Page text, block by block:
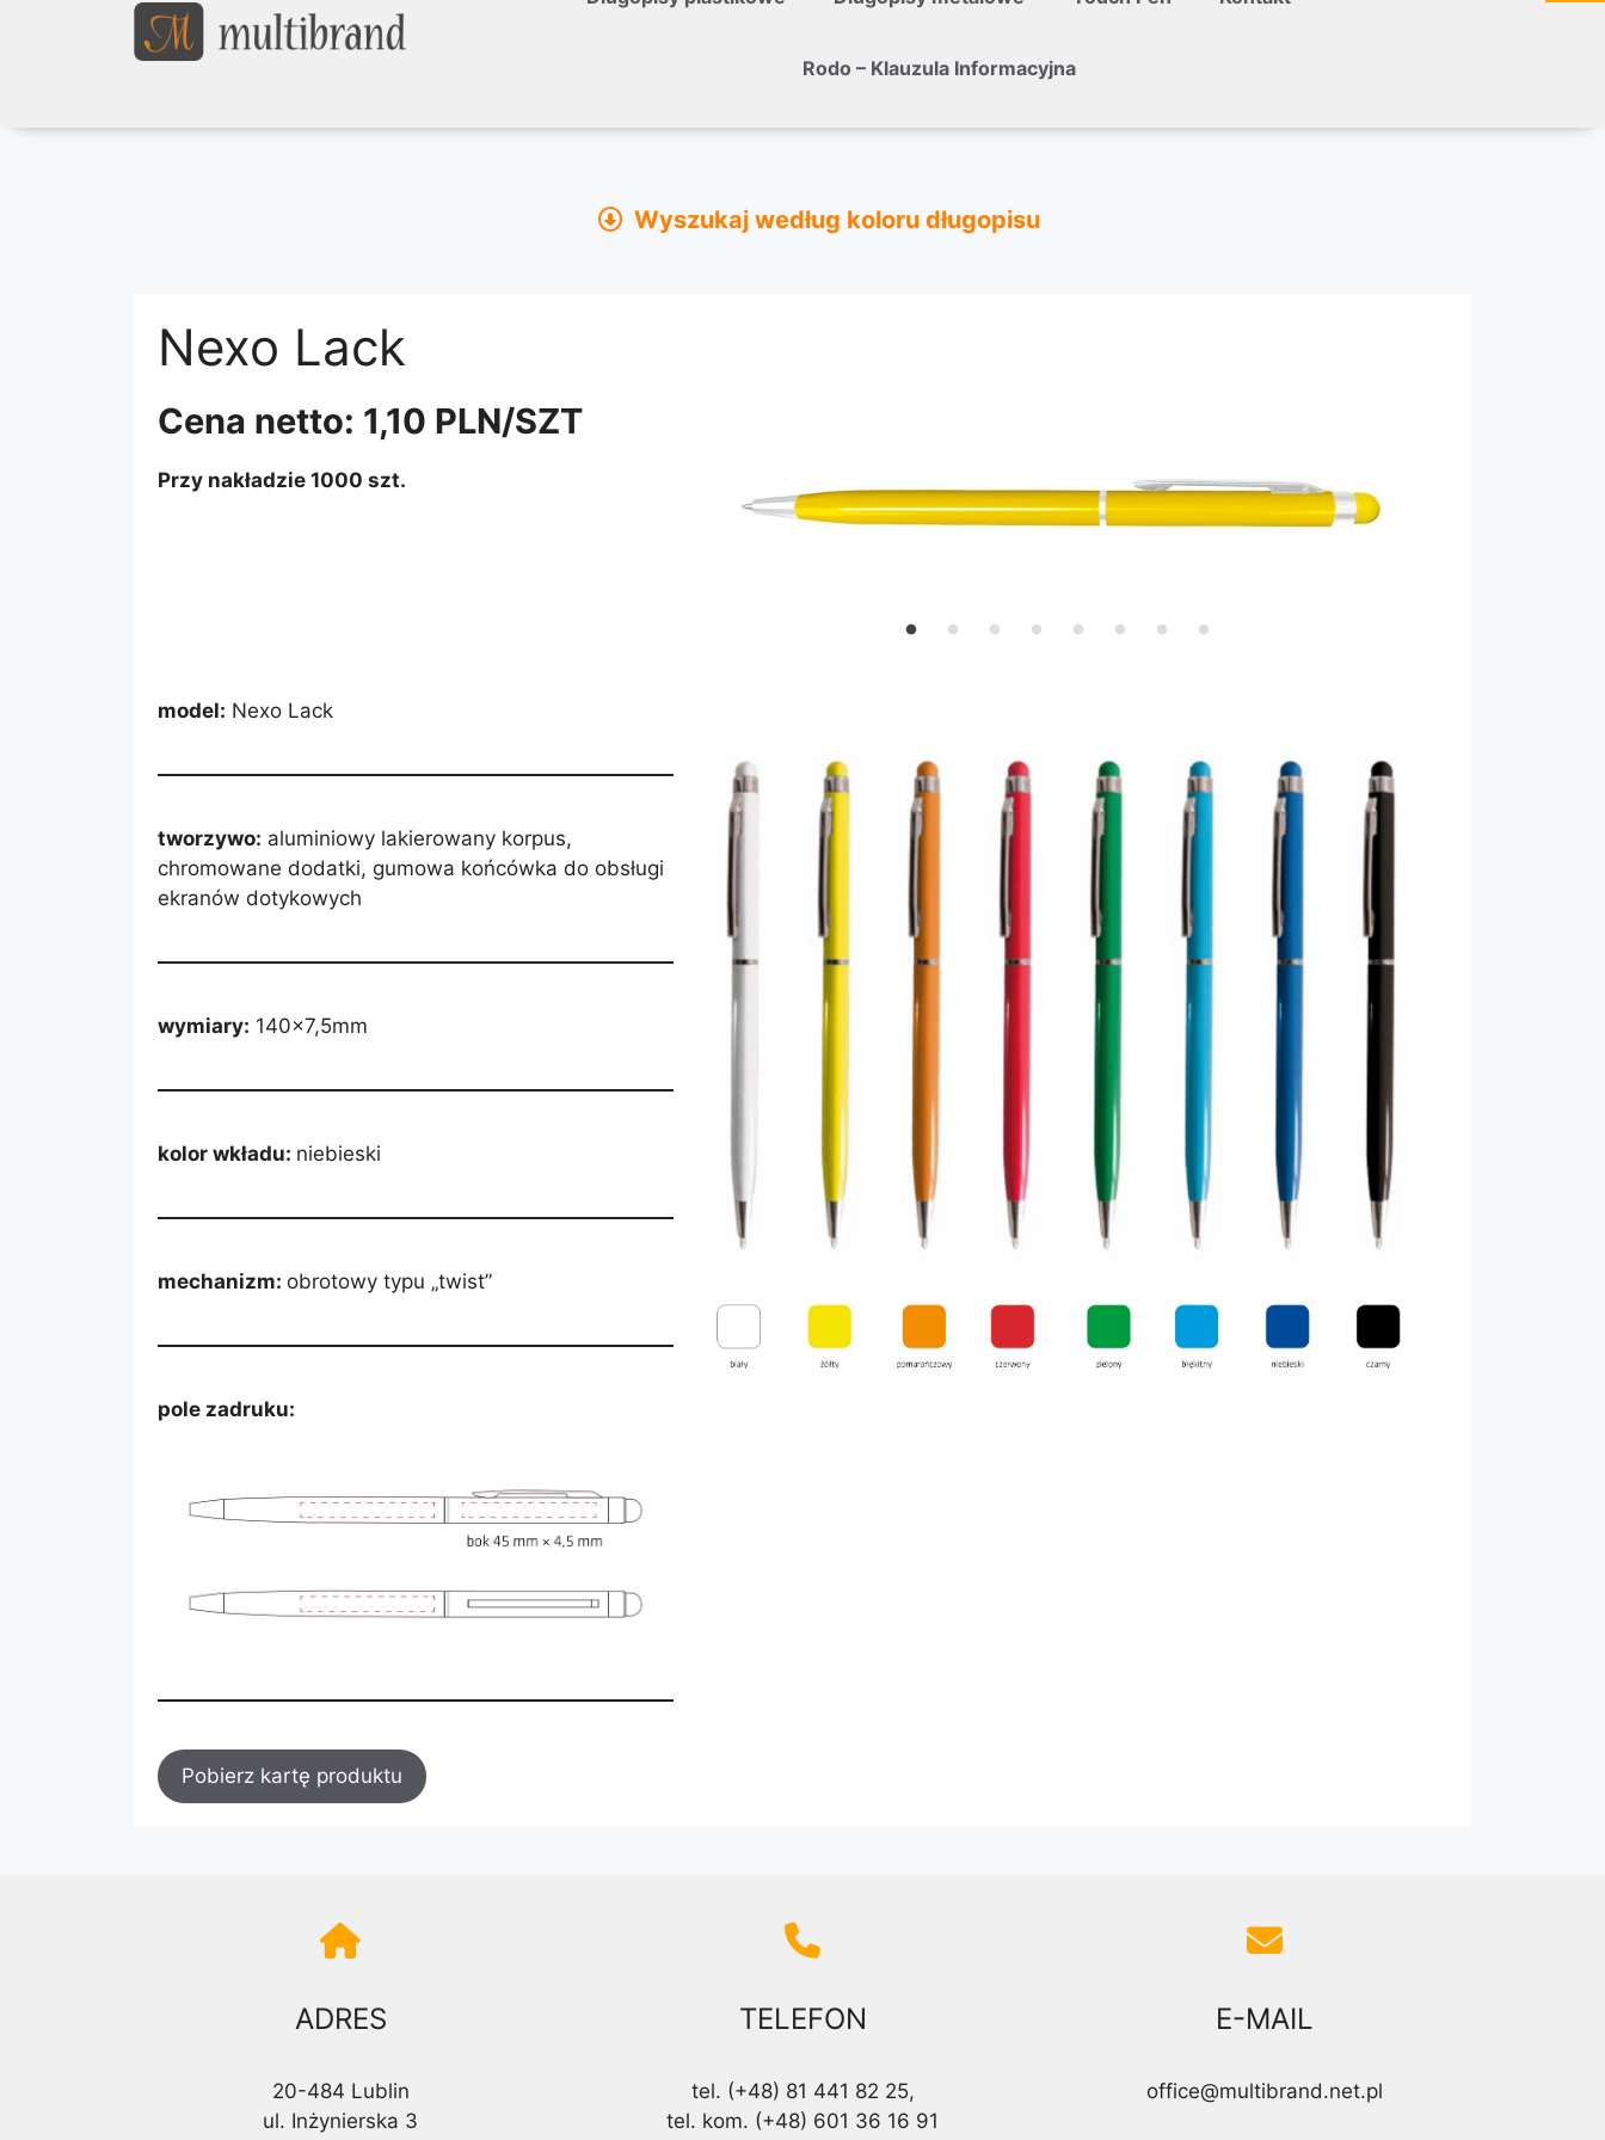
Rodo – Klauzula Informacyjna
Wyszukaj według koloru długopisu
biały
fioletowy złoty
Nexo Lack
Cena netto: 1,10 PLN/SZT
Przy nakładzie 1000 szt.
model: Nexo Lack
tworzywo: aluminiowy lakierowany korpus,
chromowane dodatki, gumowa końcówka do obsługi
ekranów dotykowych
wymiary: 140×7,5mm
kolor wkładu: niebieski
mechanizm: obrotowy typu „twist”
pole zadruku:
Pobierz kartę produktu
ADRES
20-484 Lublin
ul. Inżynierska 3
TELEFON
tel. (+48) 81 441 82 25,
tel. kom. (+48) 601 36 16 91
E-MAIL
office@multibrand.net.pl